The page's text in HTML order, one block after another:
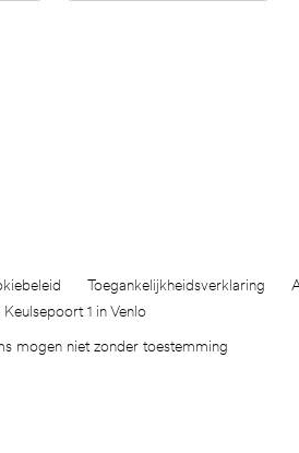
Toegankelijkheidsverklaring
Keulsepoort 1 in Venlo
mogen niet zonder toestemming